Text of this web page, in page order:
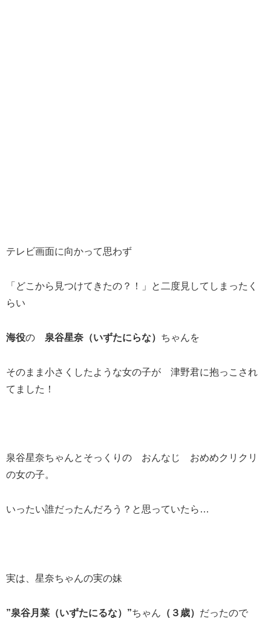
テレビ画面に向かって思わず
「どこから見つけてきたの？！」と二度見してしまったく
らい
海役の 泉谷星奈（いずたにらな） ちゃんを
そのまま小さくしたような女の子が 津野君に抱っこされ
てました！
泉谷星奈ちゃんとそっくりの おんなじ おめめクリクリ
の女の子。
いったい誰だったんだろう？と思っていたら…
実は、星奈ちゃんの実の妹
”泉谷月菜（いずたにるな）”ちゃん （３歳） だったので